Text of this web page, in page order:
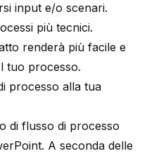
input e/o scenari.
più tecnici.
renderà più facile e
tuo processo.
processo alla tua
di flusso di processo
A seconda delle